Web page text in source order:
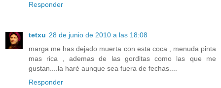
Responder
tetxu 28 de junio de 2010 a las 18:08
marga me has dejado muerta con esta coca , menuda pinta
mas rica , ademas de las gorditas como las que me
gustan....la haré aunque sea fuera de fechas....
Responder